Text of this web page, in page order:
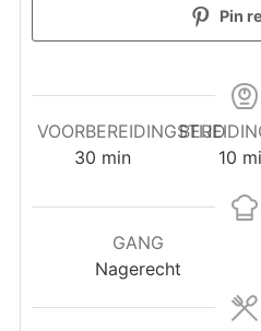
Pin
VOORBEREIDINGSTIJD
30minuten
min
10
GANG
Nagerecht